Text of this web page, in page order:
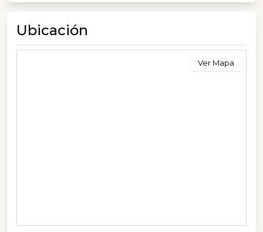
Ubicación
Ver Mapa